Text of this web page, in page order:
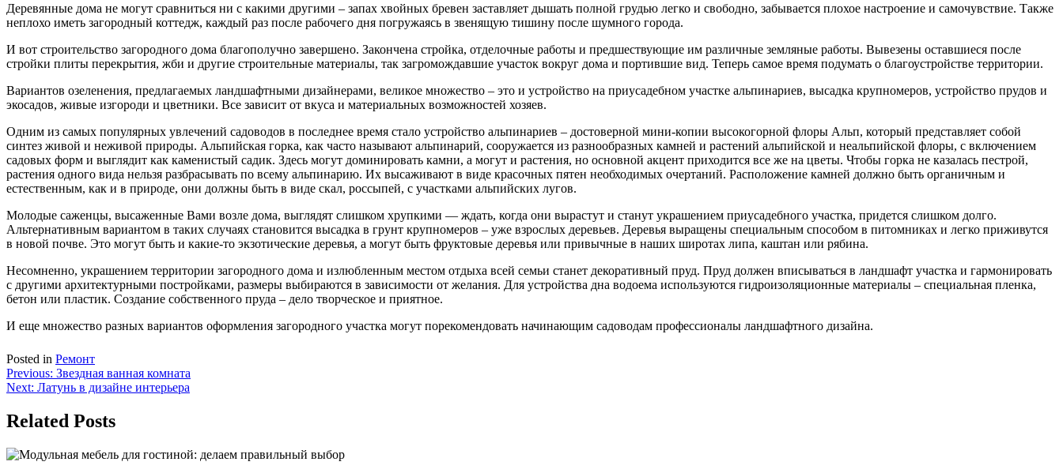
Деревянные дома не могут сравниться ни с какими другими – запах хвойных бревен заставляет дышать полной грудью легко и свободно, забывается плохое настроение и самочувствие. Также
неплохо иметь загородный коттедж, каждый раз после рабочего дня погружаясь в звенящую тишину после шумного города.
И вот строительство загородного дома благополучно завершено. Закончена стройка, отделочные работы и предшествующие им различные земляные работы. Вывезены оставшиеся после
стройки плиты перекрытия, жби и другие строительные материалы, так загромождавшие участок вокруг дома и портившие вид. Теперь самое время подумать о благоустройстве территории.
Вариантов озеленения, предлагаемых ландшафтными дизайнерами, великое множество – это и устройство на приусадебном участке альпинариев, высадка крупномеров, устройство прудов и
экосадов, живые изгороди и цветники. Все зависит от вкуса и материальных возможностей хозяев.
Одним из самых популярных увлечений садоводов в последнее время стало устройство альпинариев – достоверной мини-копии высокогорной флоры Альп, который представляет собой
синтез живой и неживой природы. Альпийская горка, как часто называют альпинарий, сооружается из разнообразных камней и растений альпийской и неальпийской флоры, с включением
садовых форм и выглядит как каменистый садик. Здесь могут доминировать камни, а могут и растения, но основной акцент приходится все же на цветы. Чтобы горка не казалась пестрой,
растения одного вида нельзя разбрасывать по всему альпинарию. Их высаживают в виде красочных пятен необходимых очертаний. Расположение камней должно быть органичным и
естественным, как и в природе, они должны быть в виде скал, россыпей, с участками альпийских лугов.
Молодые саженцы, высаженные Вами возле дома, выглядят слишком хрупкими — ждать, когда они вырастут и станут украшением приусадебного участка, придется слишком долго.
Альтернативным вариантом в таких случаях становится высадка в грунт крупномеров – уже взрослых деревьев. Деревья выращены специальным способом в питомниках и легко приживутся
в новой почве. Это могут быть и какие-то экзотические деревья, а могут быть фруктовые деревья или привычные в наших широтах липа, каштан или рябина.
Несомненно, украшением территории загородного дома и излюбленным местом отдыха всей семьи станет декоративный пруд. Пруд должен вписываться в ландшафт участка и гармонировать
с другими архитектурными постройками, размеры выбираются в зависимости от желания. Для устройства дна водоема используются гидроизоляционные материалы – специальная пленка,
бетон или пластик. Создание собственного пруда – дело творческое и приятное.
И еще множество разных вариантов оформления загородного участка могут порекомендовать начинающим садоводам профессионалы ландшафтного дизайна.
Posted in Ремонт
Навигация
по
записям
Previous: Звездная ванная комната
Next: Латунь в дизайне интерьера
Related Posts